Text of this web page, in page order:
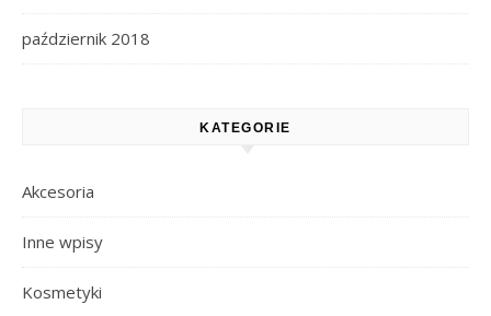
październik 2018
KATEGORIE
Akcesoria
Inne wpisy
Kosmetyki